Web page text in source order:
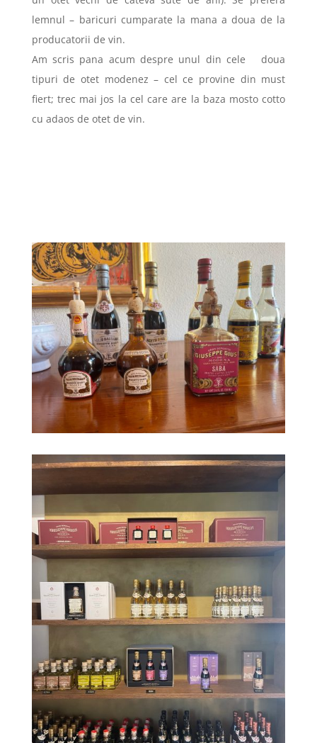
lemnul – baricuri cumparate la mana a doua de la
producatorii de vin.
Am scris pana acum despre unul din cele doua
tipuri de otet modenez – cel ce provine din must
fiert; trec mai jos la cel care are la baza mosto cotto
cu adaos de otet de vin.